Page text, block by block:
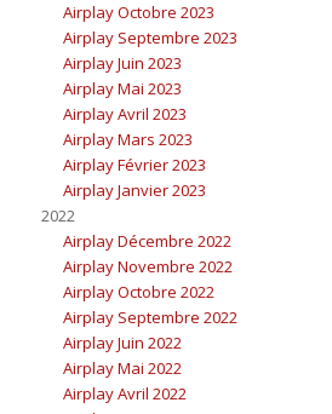
Airplay Octobre 2023
Airplay Septembre 2023
Airplay Juin 2023
Airplay Mai 2023
Airplay Avril 2023
Airplay Mars 2023
Airplay Février 2023
Airplay Janvier 2023
2022
Airplay Décembre 2022
Airplay Novembre 2022
Airplay Octobre 2022
Airplay Septembre 2022
Airplay Juin 2022
Airplay Mai 2022
Airplay Avril 2022